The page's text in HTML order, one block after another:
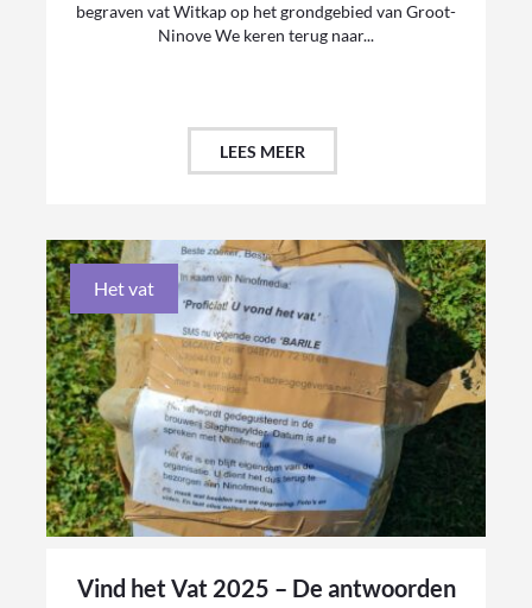
begraven vat Witkap op het grondgebied van Groot-
Ninove We keren terug naar...
LEES MEER
Het vat
Vind het Vat 2025 – De antwoorden